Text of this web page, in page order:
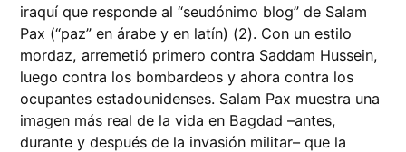
iraquí que responde al “seudónimo blog” de Salam
Pax (“paz” en árabe y en latín) (2). Con un estilo
mordaz, arremetió primero contra Saddam Hussein,
luego contra los bombardeos y ahora contra los
ocupantes estadounidenses. Salam Pax muestra una
imagen más real de la vida en Bagdad –antes,
durante y después de la invasión militar– que la